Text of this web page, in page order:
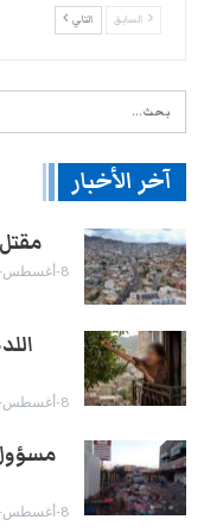
السابق التالي
آخر الأخبار
8-أغسطس- 2026
8-أغسطس- 2026
8-أغسطس- 2026